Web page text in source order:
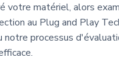
votre matériel, alors
au Plug and Play
notre processus